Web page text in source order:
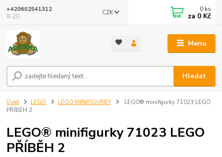
Menu
CZK
Hledat
+420602541312
8-20
0 ks
za 0 Kč
Úvod LEGO LEGO MINIFIGURKY
LEGO® minifigurky 71023 LEGO
PŘÍBĚH 2
LEGO® minifigurky 71023 LEGO
PŘÍBĚH 2